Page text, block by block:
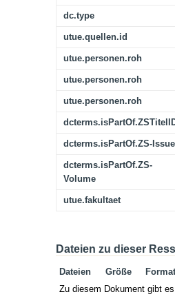
dc.type
utue.quellen.id
utue.personen.roh
utue.personen.roh
utue.personen.roh
dcterms.isPartOf.ZS-Issue
dcterms.isPartOf.ZS-
Volume
utue.fakultaet
Dateien zu dieser
Dateien Größe
Format
Zu diesem Dokument gibt